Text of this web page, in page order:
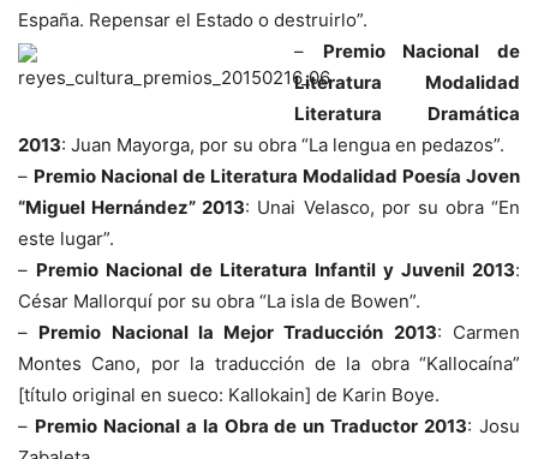
España. Repensar el Estado o destruirlo”.
–
Premio Nacional de
Literatura Modalidad
Literatura Dramática
2013: Juan Mayorga, por su obra “La lengua en pedazos”.
– Premio Nacional de Literatura Modalidad Poesía Joven
“Miguel Hernández” 2013: Unai Velasco, por su obra “En
este lugar”.
– Premio Nacional de Literatura Infantil y Juvenil 2013:
César Mallorquí por su obra “La isla de Bowen”.
– Premio Nacional la Mejor Traducción 2013: Carmen
Montes Cano, por la traducción de la obra “Kallocaína”
[título original en sueco: Kallokain] de Karin Boye.
– Premio Nacional a la Obra de un Traductor 2013: Josu